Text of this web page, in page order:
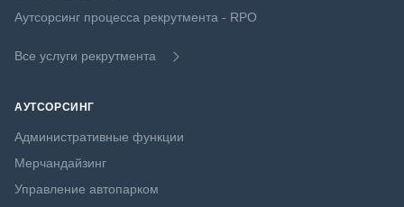
Аутсорсинг процесса рекрутмента - RPO
Все услуги рекрутмента
АУТСОРСИНГ
Административные функции
Мерчандайзинг
Управление автопарком